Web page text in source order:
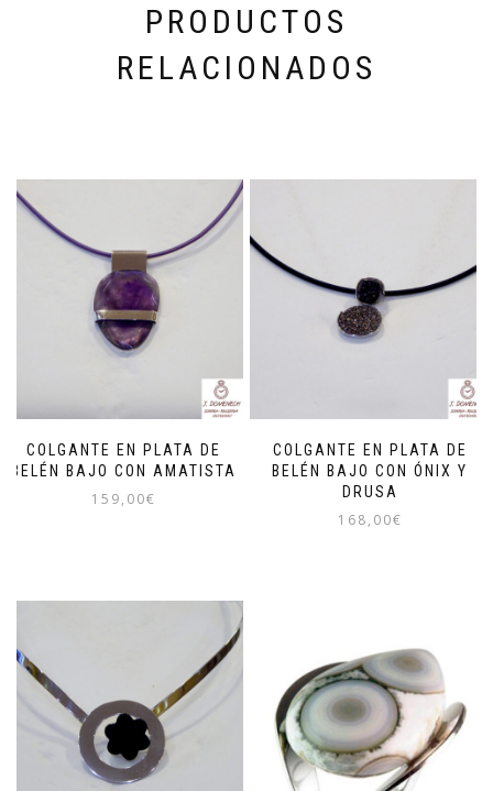
PRODUCTOS
RELACIONADOS
COLGANTE EN PLATA DE
BELÉN BAJO CON AMATISTA
159,00€
COLGANTE EN PLATA DE
BELÉN BAJO CON ÓNIX Y
DRUSA
168,00€